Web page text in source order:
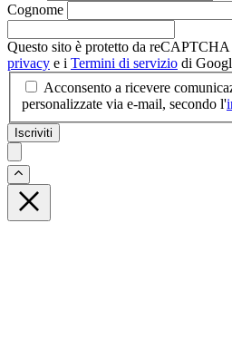
Cognome
Questo sito è protetto da reCAPTCHA
privacy e i Termini di servizio di
Acconsento a ricevere
personalizzate via e-mail, secondo l'
Iscriviti